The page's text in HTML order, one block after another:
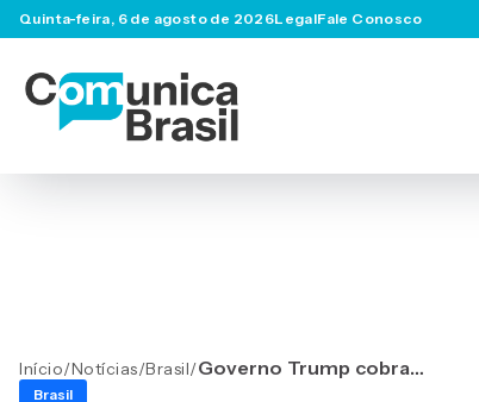
Quinta-feira, 6 de agosto de 2026LegalFale Conosco
Início/Notícias/Brasil/Governo Trump cobra
Brasil